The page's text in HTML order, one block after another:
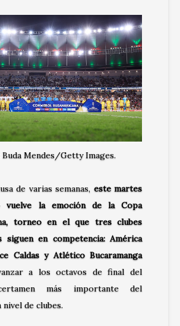
Mendes/Getty Images.
de varias semanas, este martes
vuelve la emoción de la Copa
torneo en el que tres clubes
siguen en competencia: América
Caldas y Atlético Bucaramanga
a los octavos de final del
más importante del
de clubes.